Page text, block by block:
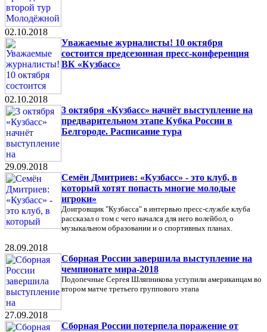
02.10.2018
Уважаемые журналисты! 10 октября
состоится предсезонная пресс-конференция
ВК «Кузбасс»
02.10.2018
3 октября «Кузбасс» начнёт выступление на
предварительном этапе Кубка России в
Белгороде. Расписание тура
29.09.2018
Семён Дмитриев: «Кузбасс» - это клуб, в
который хотят попасть многие молодые
игроки»
Доигровщик "Кузбасса" в интервью пресс-службе клуба
рассказал о том с чего начался для него волейбол, о
музыкальном образовании и о спортивных планах.
28.09.2018
Сборная России завершила выступление на
чемпионате мира-2018
Подопечные Сергея Шляпникова уступили американцам во
втором матче третьего группового этапа
27.09.2018
Сборная России потерпела поражение от